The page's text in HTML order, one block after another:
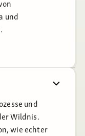
und
und
Wildnis.
wie echter